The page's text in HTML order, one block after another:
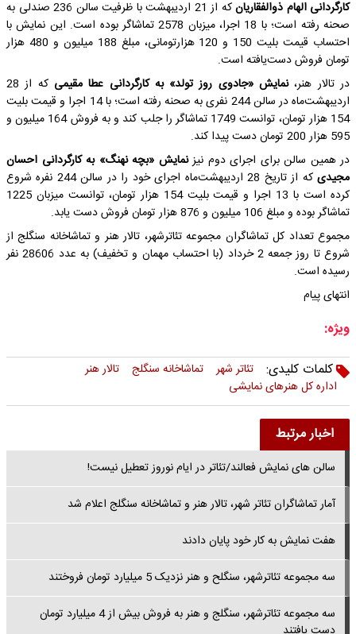
کارگردانی الهام ذوالفقاریان
که از 21 اردیبهشت با ظرفیت سالن 236 صندلی به
صحنه رفته است؛ با 18 اجرا، میزبان 2578 تماشاگر بوده است. این نمایش با
احتساب قیمت بلیت 150 و 120 هزارتومانی، مبلغ 188 میلیون و 480 هزار
تومان فروش دست‌یافته است.
در تالار هنر،نمایش «جادوی روز تولد» به کارگردانی عطا مقیمی
که از 28
اردیبهشت‌ماه در سالن 244 نفری به صحنه رفته است؛ با 14 اجرا و قیمت بلیت
154 هزار تومان، توانست 1749 تماشاگر را جلب کند و به فروش 164 میلیون و
595 هزار 200 تومان دست پیدا کند.
در همین سالن برای اجرای دوم نیزنمایش «بچه نهنگ» به کارگردانی احسان
مجیدی
که از تاریخ 28 اردیبهشت‌ماه اجرای خود را در سالن 244 نفره شروع
کرده است با 13 اجرا و قیمت بلیت 154 هزار تومان، توانست میزبان 1225
تماشاگر بوده و مبلغ 106 میلیون و 876 هزار تومان فروش دست یابد.
مجموع تعداد کل تماشاگران مجموعه تئاترشهر، تالار هنر و تماشاخانه سنگلج از
شروع تا روز جمعه 2 خرداد (با احتساب مهمان و تخفیف) به عدد 28606 نفر
رسیده است.
انتهای پیام
ویژه:
کلمات کلیدی:
تئاتر شهر تماشاخانه سنگلج
تالار هنر
اداره کل هنرهای نمایشی
اخبار مرتبط
سالن های نمایش فعالند/تئاتر در ایام نوروز تعطیل نیست!
آمار تماشاگران تئاتر شهر، تالار هنر و تماشاخانه سنگلج اعلام شد
هفت نمایش به کار خود پایان دادند
سه مجموعه تئاترشهر، سنگلح و هنر نزدیک 5 میلیارد تومان فروختند
سه مجموعه تئاترشهر، سنگلج و هنر به فروش بیش از 4 میلیارد تومان